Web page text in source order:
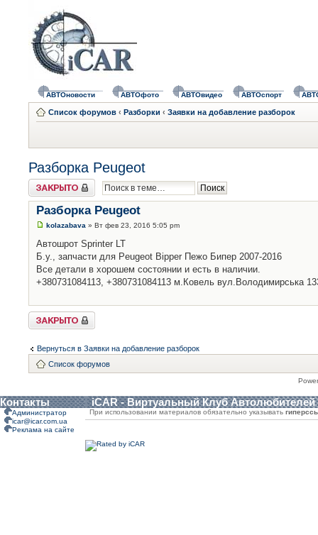
АВТОновости АВТОфото АВТОвидео АВТОспорт
Список форумов ‹ Разборки ‹ Заявки на добавление разборок
Разборка Peugeot
Закрыто
Разборка Peugeot
kolazabava » Вт фев 23, 2016 5:05 pm
Автошрот Sprinter LT
Б.у., запчасти для Peugeot Bipper Пежо Бипер 2007-2016
Все детали в хорошем состоянии и есть в наличии.
+380731084113, +380731084113 м.Ковель вул.Володимирська
Закрыто
Вернуться в Заявки на добавление разборок
Список форумов
Контакты iCAR - Виртуальный Клуб Автолюбителей
Администратор
icar@icar.com.ua
Реклама на сайте
При использовании материалов обязательно указывать